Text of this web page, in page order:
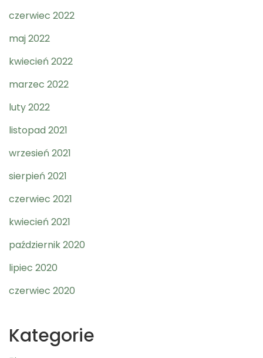
czerwiec 2022
maj 2022
kwiecień 2022
marzec 2022
luty 2022
listopad 2021
wrzesień 2021
sierpień 2021
czerwiec 2021
kwiecień 2021
październik 2020
lipiec 2020
czerwiec 2020
Kategorie